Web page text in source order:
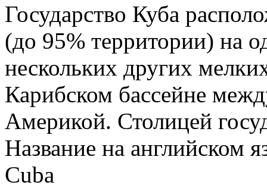
Государство Куба
(до 95% территории) на
нескольких других
Карибском бассейне
Америкой. Столицей
Название на английском
Cuba